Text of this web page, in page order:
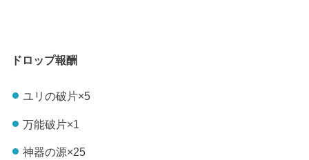
ドロップ報酬
ユリの破片×5
万能破片×1
神器の源×25